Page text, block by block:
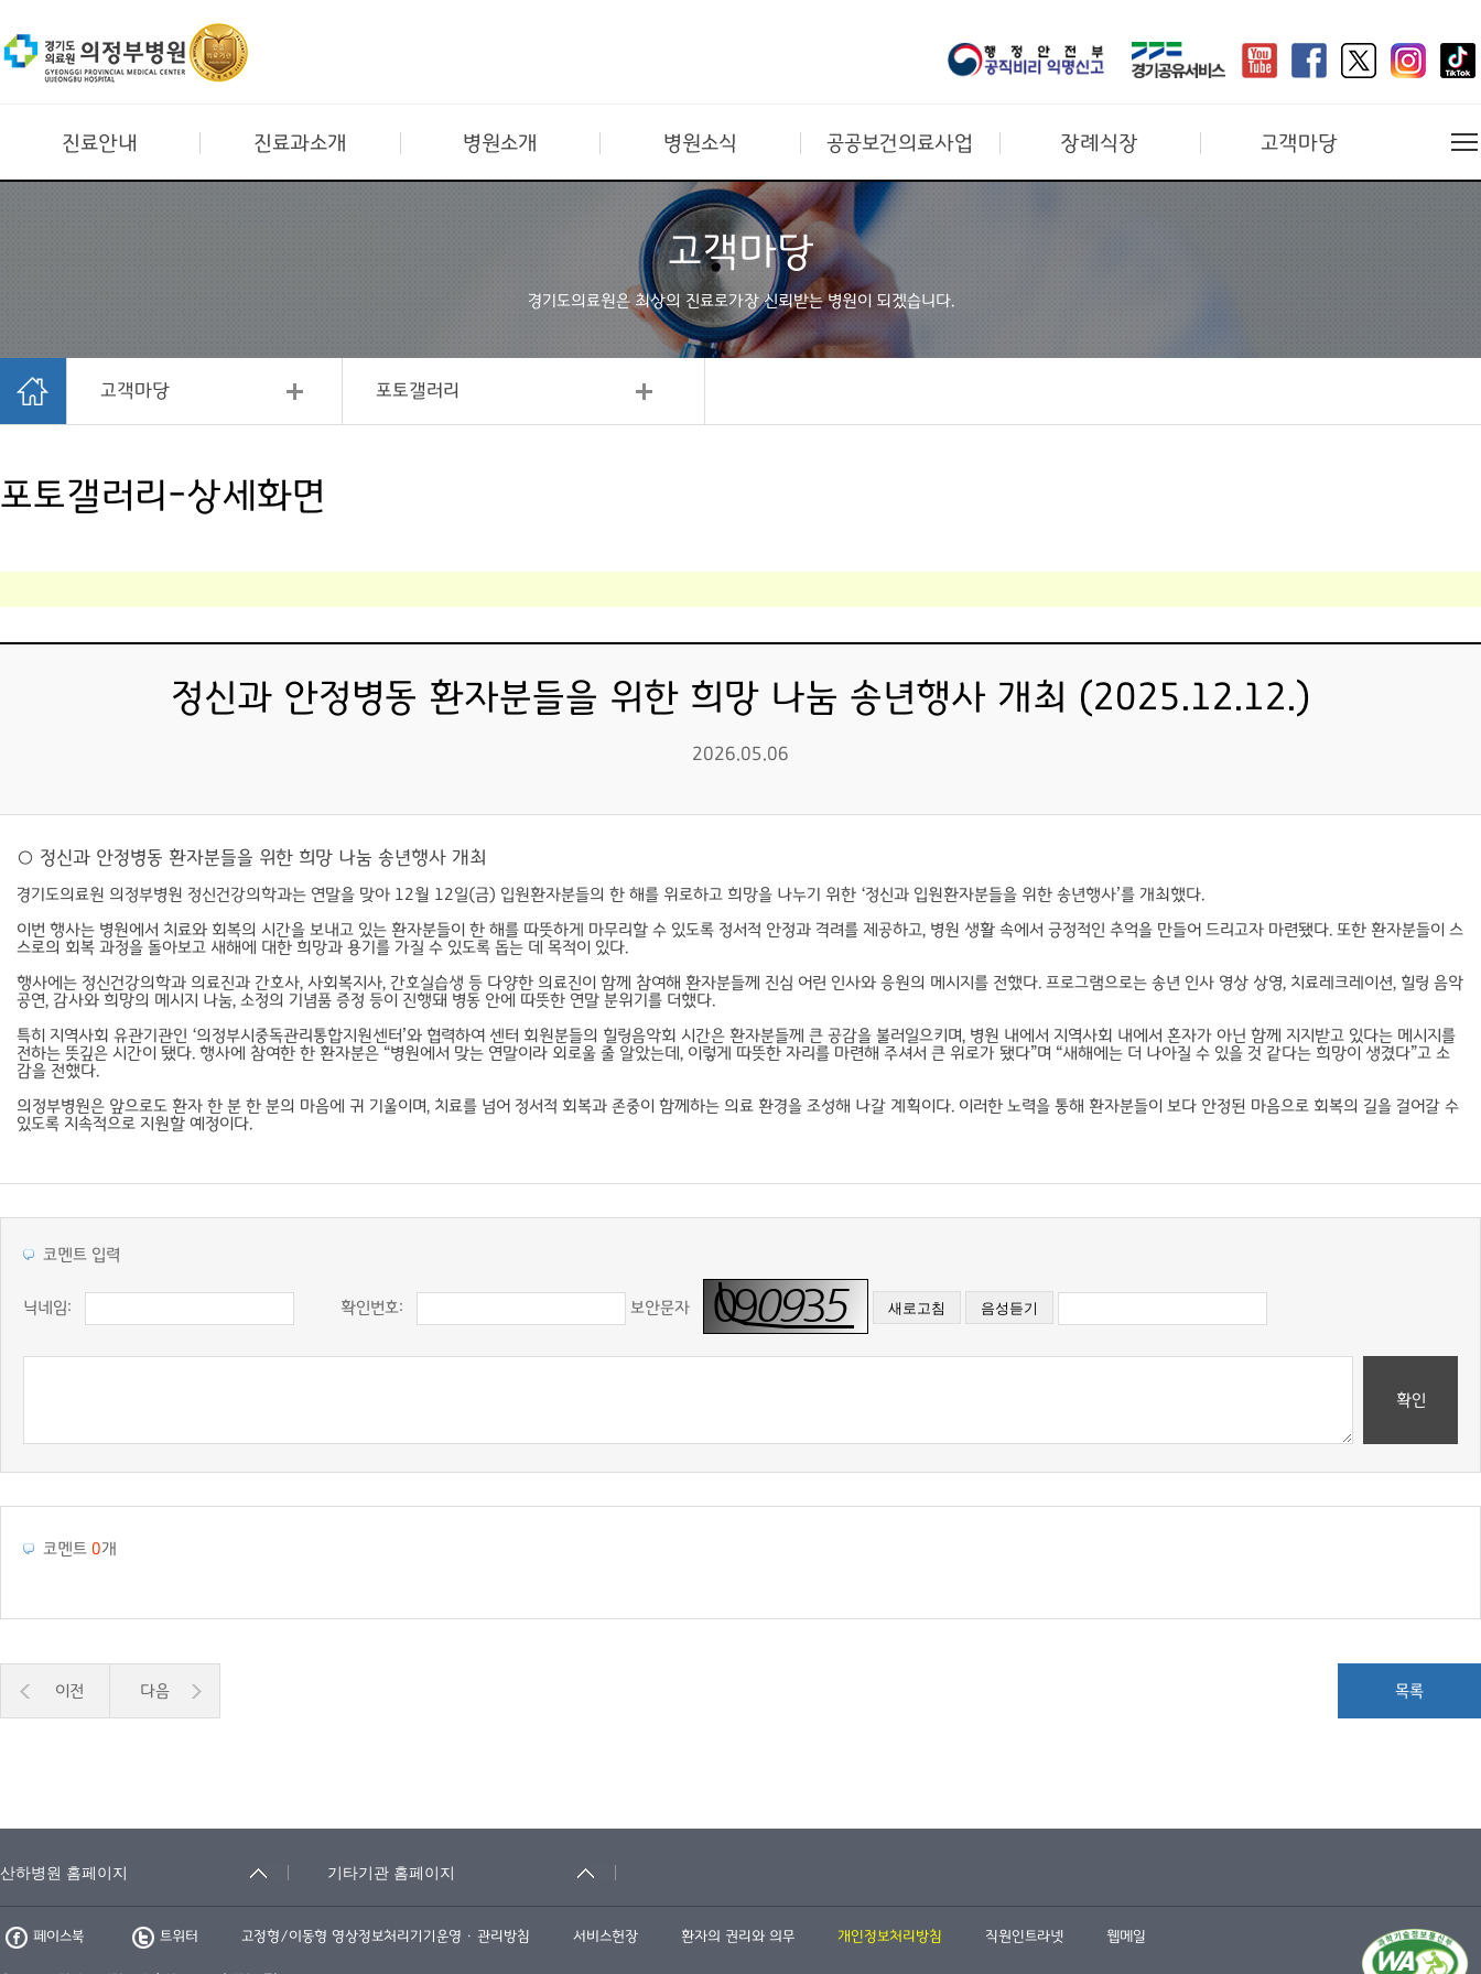
진료안내 진료과소개 병원소개 병원소식 공공보건의료사업 장례식장 고객마당
고객마당
경기도의료원은 최상의 진료로가장 신뢰받는 병원이 되겠습니다.
고객마당 포토갤러리
포토갤러리-상세화면
정신과 안정병동 환자분들을 위한 희망 나눔 송년행사 개최 (2025.12.12.)
2026.05.06
○ 정신과 안정병동 환자분들을 위한 희망 나눔 송년행사 개최
경기도의료원 의정부병원 정신건강의학과는 연말을 맞아 12월 12일(금) 입원환자분들의 한 해를 위로하고 희망을 나누기 위한 ‘정신과 입원환자분들을 위한 송년행사’를 개최했다.
이번 행사는 병원에서 치료와 회복의 시간을 보내고 있는 환자분들이 한 해를 따뜻하게 마무리할 수 있도록 정서적 안정과 격려를 제공하고, 병원 생활 속에서 긍정적인 추억을 만들어 드리고자 마련됐다. 또한 환자분들이 스
스로의 회복 과정을 돌아보고 새해에 대한 희망과 용기를 가질 수 있도록 돕는 데 목적이 있다.
행사에는 정신건강의학과 의료진과 간호사, 사회복지사, 간호실습생 등 다양한 의료진이 함께 참여해 환자분들께 진심 어린 인사와 응원의 메시지를 전했다. 프로그램으로는 송년 인사 영상 상영, 치료레크레이션, 힐링 음악
공연, 감사와 희망의 메시지 나눔, 소정의 기념품 증정 등이 진행돼 병동 안에 따뜻한 연말 분위기를 더했다.
특히 지역사회 유관기관인 ‘의정부시중독관리통합지원센터’와 협력하여 센터 회원분들의 힐링음악회 시간은 환자분들께 큰 공감을 불러일으키며, 병원 내에서 지역사회 내에서 혼자가 아닌 함께 지지받고 있다는 메시지를
전하는 뜻깊은 시간이 됐다. 행사에 참여한 한 환자분은 “병원에서 맞는 연말이라 외로울 줄 알았는데, 이렇게 따뜻한 자리를 마련해 주셔서 큰 위로가 됐다”며 “새해에는 더 나아질 수 있을 것 같다는 희망이 생겼다”고 소
감을 전했다.
의정부병원은 앞으로도 환자 한 분 한 분의 마음에 귀 기울이며, 치료를 넘어 정서적 회복과 존중이 함께하는 의료 환경을 조성해 나갈 계획이다. 이러한 노력을 통해 환자분들이 보다 안정된 마음으로 회복의 길을 걸어갈 수
있도록 지속적으로 지원할 예정이다.
코멘트 입력
닉네임: 확인번호: 보안문자
확인
코멘트 0개
이전 다음 목록
페이스북 트위터 고정형/이동형 영상정보처리기기운영 · 관리방침 서비스헌장 환자의 권리와 의무 개인정보처리방침 직원인트라넷 웹메일